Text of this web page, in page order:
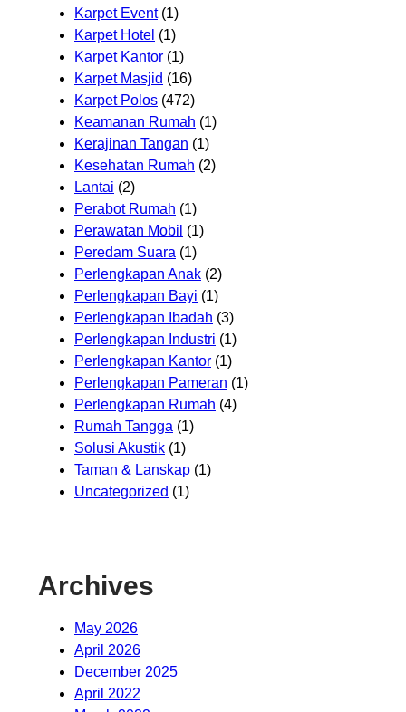
Karpet Event(1)
Karpet Hotel (1)
Karpet Kantor (1)
Karpet Masjid (16)
Karpet Polos (472)
Keamanan Rumah (1)
Kerajinan Tangan (1)
Kesehatan Rumah (2)
Lantai (2)
Perabot Rumah (1)
Perawatan Mobil (1)
Peredam Suara (1)
Perlengkapan Anak (2)
Perlengkapan Bayi (1)
Perlengkapan Ibadah (3)
Perlengkapan Industri (1)
Perlengkapan Kantor (1)
Perlengkapan Pameran (1)
Perlengkapan Rumah (4)
Rumah Tangga (1)
Solusi Akustik (1)
Taman & Lanskap (1)
Uncategorized (1)
Archives
May 2026
April 2026
December 2025
April 2022